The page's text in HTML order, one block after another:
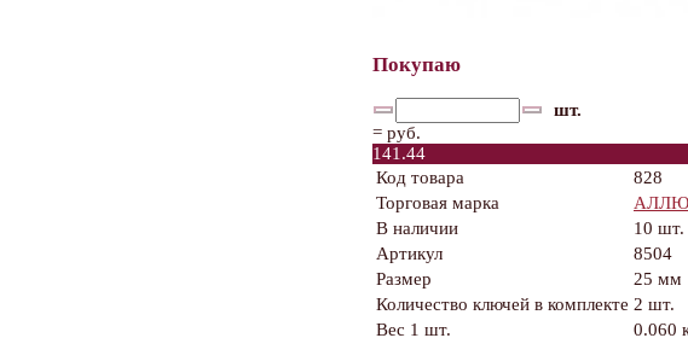
Покупаю
шт.
= руб.
141.44
Код товара
828
Торговая марка
В наличии
10 шт.
Артикул
8504
Размер
25 мм
Количество ключей в комплекте 2 шт.
Вес 1 шт.
0.060